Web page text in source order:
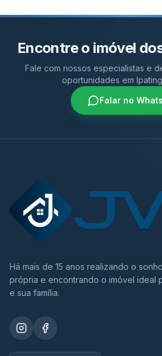
Encontre o imóvel
Fale com nossos especialistas e
oportunidades em
Falar no
Há mais de 15 anos realizando o
própria e encontrando o imóvel ideal
e sua família.